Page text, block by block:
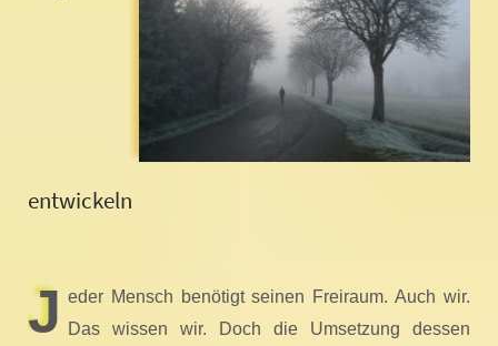
entwickeln
J eder Mensch benötigt seinen Freiraum. Auch wir.
Das wissen wir. Doch die Umsetzung dessen